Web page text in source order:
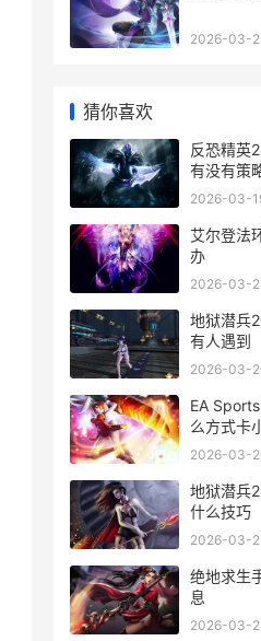
2026-03-
猜你喜欢
反恐精英
有没有策
2026-03-
艾尔登法
办
2026-03-
地狱潜兵
有人遇到
2026-03-
EA
么方式卡
2026-03-
地狱潜兵
什么技巧
2026-03-
绝地求生
息
2026-03-